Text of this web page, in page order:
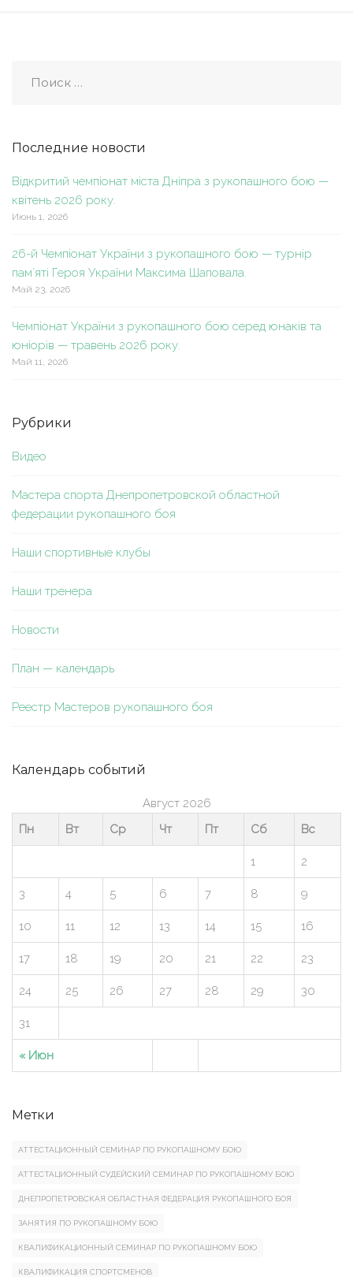
Последние новости
Відкритий чемпіонат міста Дніпра з рукопашного бою —
квітень 2026 року.
Июнь 1, 2026
26-й Чемпіонат України з рукопашного бою — турнір
пам’яті Героя України Максима Шаповала.
Май 23, 2026
Чемпіонат України з рукопашного бою серед юнаків та
юніорів — травень 2026 року.
Май 11, 2026
Рубрики
Видео
Мастера спорта Днепропетровской областной
федерации рукопашного боя
Наши спортивные клубы
Наши тренера
Новости
План — календарь
Реестр Мастеров рукопашного боя
Календарь событий
Август 2026
Пн
Вт Ср Чт Пт Сб Вс
« Июн
1 2
3 4 5 6 7 8 9
10 11 12 13 14 15 16
17 18 19 20 21 22 23
24 25 26 27 28 29 30
31
Метки
АТТЕСТАЦИОННЫЙ СЕМИНАР ПО РУКОПАШНОМУ БОЮ
АТТЕСТАЦИОННЫЙ СУДЕЙСКИЙ СЕМИНАР ПО РУКОПАШНОМУ БОЮ
ДНЕПРОПЕТРОВСКАЯ ОБЛАСТНАЯ ФЕДЕРАЦИЯ РУКОПАШНОГО БОЯ
ЗАНЯТИЯ ПО РУКОПАШНОМУ БОЮ
КВАЛИФИКАЦИОННЫЙ СЕМИНАР ПО РУКОПАШНОМУ БОЮ
КВАЛИФИКАЦИЯ СПОРТСМЕНОВ